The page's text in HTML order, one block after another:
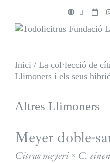
content
Inici / La col·lecció de
Llimoners i els seus
Altres Llimoners
Meyer doble-
Citrus meyeri × C.